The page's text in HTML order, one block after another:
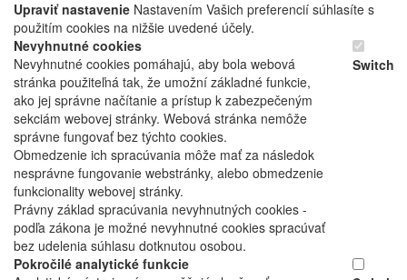
Upraviť nastavenie Nastavením Vašich preferencií súhlasíte s
použitím cookies na nižšie uvedené účely.
Nevyhnutné cookies
Nevyhnutné cookies pomáhajú, aby bola webová
stránka použiteľná tak, že umožní základné funkcie,
ako jej správne načítanie a prístup k zabezpečeným
sekciám webovej stránky. Webová stránka nemôže
správne fungovať bez týchto cookies.
Obmedzenie ich spracúvania môže mať za následok
nesprávne fungovanie webstránky, alebo obmedzenie
funkcionality webovej stránky.
Právny základ spracúvania nevyhnutných cookies -
podľa zákona je možné nevyhnutné cookies spracúvať
bez udelenia súhlasu dotknutou osobou.
Switch
Pokročilé analytické funkcie